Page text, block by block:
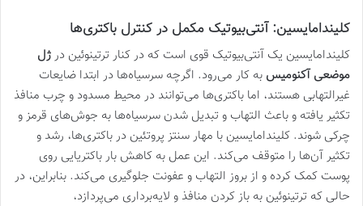
کلیندامایسین: آنتی‌بیوتیک مکمل در کنترل باکتری‌ها
کلیندامایسین یک آنتی‌بیوتیک قوی است که در کنار ترتینوئین درژل
موضعی آکنومیس به کار می‌رود. اگرچه سرسیاه‌ها در ابتدا ضایعات
غیرالتهابی هستند، اما باکتری‌ها می‌توانند در محیط مسدود و چرب منافذ
تکثیر یافته و باعث التهاب و تبدیل شدن سرسیاه‌ها به جوش‌های قرمز و
چرکی شوند. کلیندامایسین با مهار سنتز پروتئین در باکتری‌ها، رشد و
تکثیر آن‌ها را متوقف می‌کند. این عمل به کاهش بار باکتریایی روی
پوست کمک کرده و از بروز التهاب و عفونت جلوگیری می‌کند. بنابراین، در
حالی که ترتینوئین به باز کردن منافذ و لایه‌برداری می‌پردازد،